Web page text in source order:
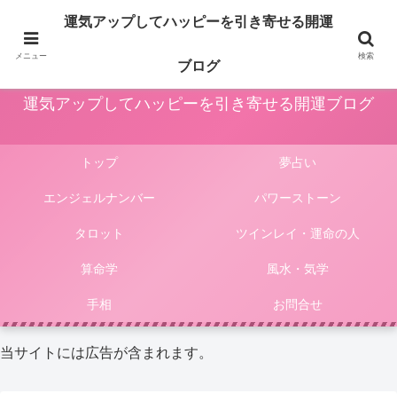
占いや風水、気学やパワーストーン等による運気アップ法は人生をより楽しく
豊かにしてくれます。このサイトではそんな様々な占いやパワーストーンによ
運気アップしてハッピーを引き寄せる開運ブログ
トップ 夢占い
エンジェルナンバー パワーストーン
タロット ツインレイ・運命の人
算命学 風水・気学
手相 お問合せ
当サイトには広告が含まれます。
メニュー
運気アップしてハッピーを引き寄せる開運
ブログ
検索